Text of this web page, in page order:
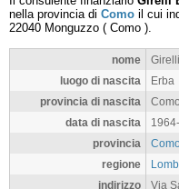
nella provincia di Como il cui
22040 Monguzzo ( Como ).
nome
luogo di nascita
Erba
provincia di nascita
Como
data di nascita
provincia
regione
indirizzo
Via